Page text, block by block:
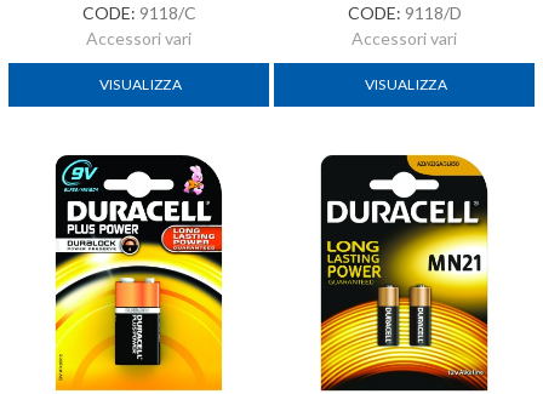
CODE: 9118/C
Accessori vari
VISUALIZZA
CODE: 9118/D
Accessori vari
VISUALIZZA